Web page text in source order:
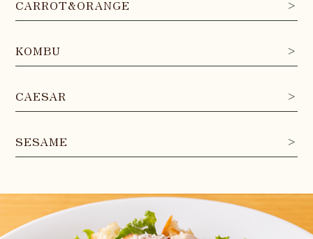
CARROT&ORANGE >
KOMBU >
CAESAR >
SESAME >